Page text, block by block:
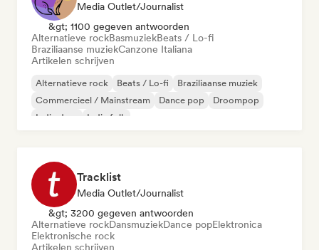
Media Outlet/Journalist
&gt; 1100 gegeven antwoorden
Alternatieve rockBasmuziekBeats / Lo-fi
Braziliaanse muziekCanzone Italiana
Artikelen schrijven
Alternatieve rock Beats / Lo-fi
Braziliaanse muziek
Commercieel / Mainstream
Dance pop
Droompop
Indie dans
Indie folk
Tracklist
Media Outlet/Journalist
&gt; 3200 gegeven antwoorden
Alternatieve rockDansmuziekDance popElektronica
Elektronische rock
Artikelen schrijven